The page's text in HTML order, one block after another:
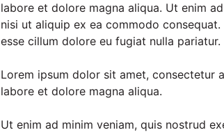
labore et dolore magna aliqua. Ut enim
nisi ut aliquip ex ea commodo
esse cillum dolore eu fugiat nulla pariatur.
Lorem ipsum dolor sit amet, consectetur
labore et dolore magna aliqua.
Ut enim ad minim veniam, quis nostrud